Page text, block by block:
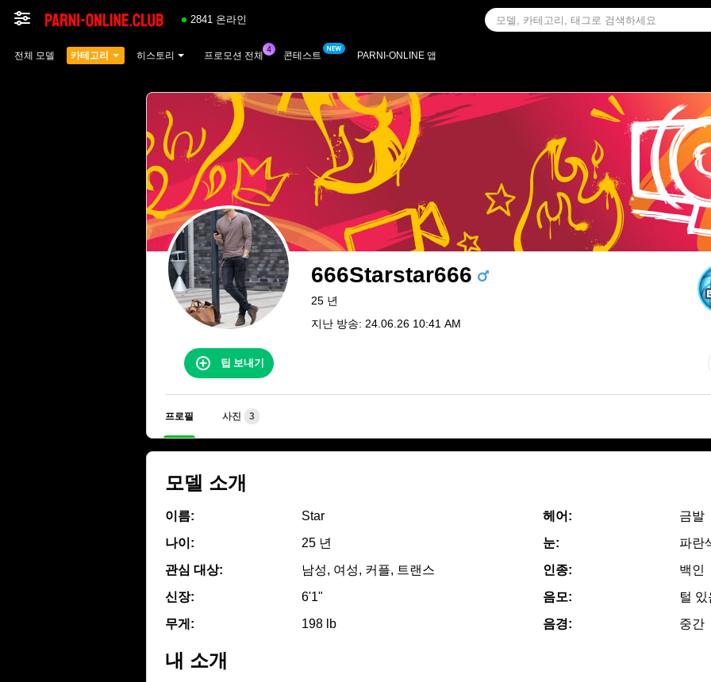
2841 온라인
전체 모델 카테고리 히스토리 프로모션 전체 콘테스트 PARNI-ONLINE 앱
666Starstar666
25 년
지난 방송: 24.06.26 10:41 AM
팁 보내기
프로필 사진 3
모델 소개
이름:
Star
나이:
25 년
관심 대상:
남성, 여성, 커플, 트랜스
신장:
6'1"
무게:
198 lb
헤어:
금발
눈:
파란
인종:
백인
음모:
털 있
음경:
중간
내 소개